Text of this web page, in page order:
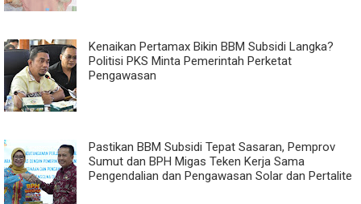
Kenaikan Pertamax Bikin BBM Subsidi Langka?
Politisi PKS Minta Pemerintah Perketat
Pengawasan
Pastikan BBM Subsidi Tepat Sasaran, Pemprov
Sumut dan BPH Migas Teken Kerja Sama
Pengendalian dan Pengawasan Solar dan Pertalite